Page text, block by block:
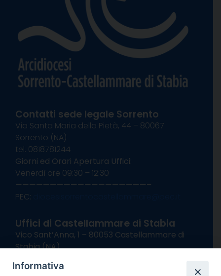
Contatti sede legale Sorrento
Via Santa Maria della Pietà, 44 – 80067
Sorrento (NA)
tel. 0818781244
Giorni ed Orari Apertura Uffici:
Venerdì ore 09:30 – 12:30
———————————————————–
PEC:
Uffici di Castellammare di Stabia
Vico Sant’Anna, 1 – 80053 Castellammare di
Stabia (NA)
Giorni ed Orari Apertura Uffici:
Informativa